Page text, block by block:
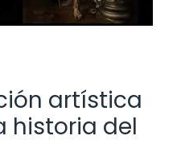
artística
historia del